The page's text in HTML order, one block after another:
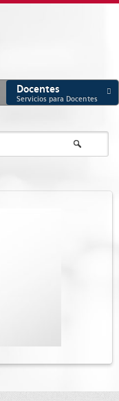
Docentes
Servicios para Docentes